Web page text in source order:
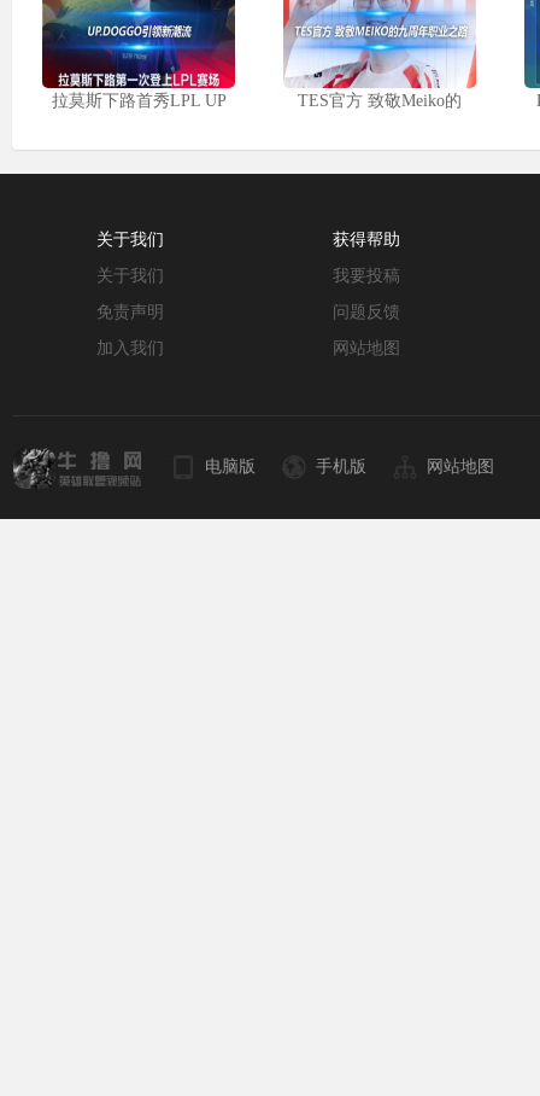
拉莫斯下路首秀LPL UP TES官方 致敬Meiko的
关于我们
关于我们
免责声明
加入我们
获得帮助
我要投稿
问题反馈
网站地图
电脑版 手机版 网站地图